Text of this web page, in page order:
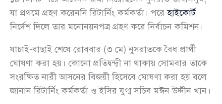
যা প্রথমে গ্রহণ করেননি রিটার্নিং কর্মকর্তা। পরেহাইকোর্ট
নির্দেশ দিলে তার মনোনয়নপত্র গ্রহণ করে নির্বাচন কমিশন।
যাচাই-বাছাই শেষে রোববার (৩ মে) নুসরাতকে বৈধ প্রার্থী
ঘোষণা করা হয়। কোনো প্রতিদ্বন্দ্বী না থাকায় সোমবার তাকে
সংরক্ষিত নারী আসনের বিজয়ী হিসেবে ঘোষণা করা হয় বলে
জানান রিটার্নিং কর্মকর্তা ও ইসির যুগ্ম সচিব মঈন উদ্দীন খান।